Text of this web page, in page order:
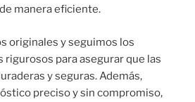
manera eficiente.
originales y seguimos los
para asegurar que las
y seguras. Además,
preciso y sin compromiso,